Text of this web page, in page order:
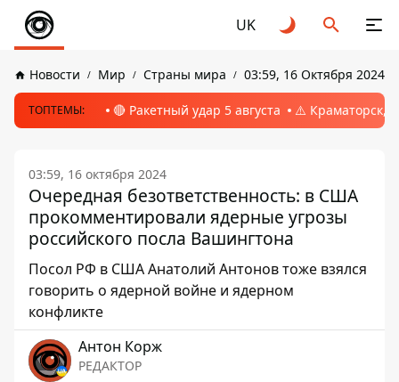
UK
Новости Мир Страны мира 03:59, 16 Октября 2024
ТОПТЕМЫ: 🔴 Ракетный удар 5 августа ⚠️ Краматорск,
03:59, 16 октября 2024
Очередная безответственность: в США
прокомментировали ядерные угрозы
российского посла Вашингтона
Посол РФ в США Анатолий Антонов тоже взялся
говорить о ядерной войне и ядерном
конфликте
Антон Корж
РЕДАКТОР